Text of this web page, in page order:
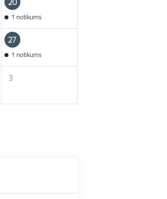
20
1 notikums
27
1 notikums
3